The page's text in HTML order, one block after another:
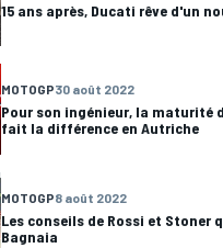
15 ans après, Ducati rêve d'un
MOTOGP30 août 2022
Pour son ingénieur, la maturité
fait la différence en Autriche
MOTOGP8 août 2022
Les conseils de Rossi et Stoner
Bagnaia